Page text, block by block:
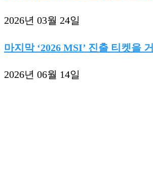
2026년 03월 24일
마지막 ‘2026 MSI’ 진출 티켓을
2026년 06월 14일